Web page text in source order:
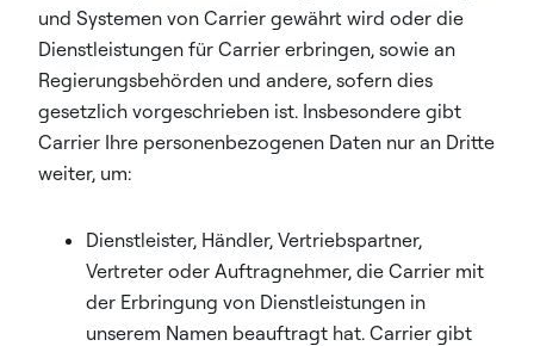
und Systemen von Carrier gewährt wird oder die
Dienstleistungen für Carrier erbringen, sowie an
Regierungsbehörden und andere, sofern dies
gesetzlich vorgeschrieben ist. Insbesondere gibt
Carrier Ihre personenbezogenen Daten nur an Dritte
weiter, um:
Dienstleister, Händler, Vertriebspartner,
Vertreter oder Auftragnehmer, die Carrier mit
der Erbringung von Dienstleistungen in
unserem Namen beauftragt hat. Carrier gibt